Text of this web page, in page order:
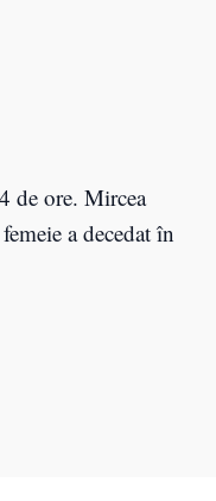
de ore. Mircea
a decedat în